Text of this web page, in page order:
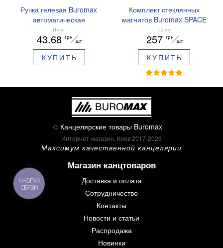
Ручка гелевая Buromax
автоматическая
ARABESKI 0.5 мм
ароматизированный грипп
синие чернила в блистере
BM.8379-02
Цена
43.68 грн
шт
КУПИТЬ
Комплект стеклянных
магнитов Buromax SPACE
12 шт 30 мм BM.0048
Цена
257 грн
шт
КУПИТЬ
© Канцелярские товары Buromax
Интернет-магазин, Киев 2017-2026
Максимум качественной канцелярии
Магазин канцтоваров
Доставка и оплата
Сотрудничество
Контакты
Новости и статьи
Распродажа
Новинки
КНОПКА
СВЯЗИ